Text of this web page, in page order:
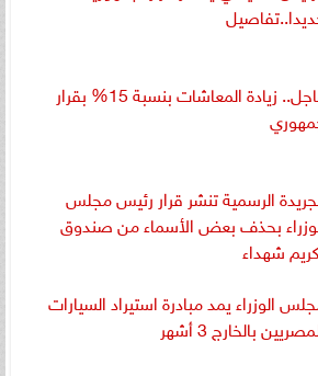
عاجل.. زيادة المعاشات بنسبة 15% بقرار
الرسمية تنشر قرار رئيس مجلس
بحذف بعض الأسماء من صندوق
شهداء
الوزراء يمد مبادرة استيراد السيارات
بالخارج 3 أشهر